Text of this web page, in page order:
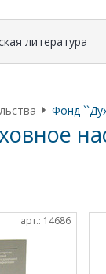
литература
Фонд
арт.: 14686